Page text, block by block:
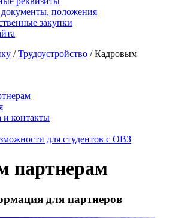
положения
закупки
/Трудоустройство / Кадровым
контакты
для студентов с ОВЗ
партнерам
для партнеров